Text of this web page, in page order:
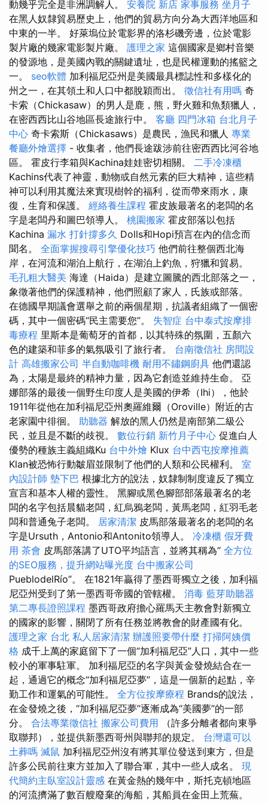
動幾乎完全是非洲調解人。 安養院 新店 家事服務 坐月子
在黑人奴隸貿易歷史上，他們的貿易方向分為大西洋地區和
中東的一半。 好萊塢位於電影界的洛杉磯旁邊，位於電影
製片廠的幾家電影製片廠。 護理之家 這個國家是鄉村音樂
的發源地，是美國內戰的關鍵遺址，也是民權運動的搖籃之
一。 seo軟體 加利福尼亞州是美國最具標誌性和多樣化的
州之一，在其領土和人口中都脫穎而出。 徵信社有用嗎 奇
卡索（Chickasaw）的男人是鹿，熊，野火雞和魚類獵人，
在密西西比山谷地區長途旅行中。 客廳 四門冰箱 台北月子
中心 奇卡索斯（Chickasaws）是農民，漁民和獵人 專業
餐廳外燴選擇 - 收集者，他們長途跋涉前往密西西比河谷地
區。 霍皮行李箱與Kachina娃娃密切相關。 二手冷凍櫃
Kachins代表了神靈，動物或自然元素的巨大精神，這些精
神可以利用其魔法來實現樹幹的福利，從而帶來雨水，康
復，生育和保護。 經絡養生課程 霍皮族最著名的老闆的名
字是老闆丹和圖巴領導人。 桃園搬家 霍皮部落以包括
Kachina 漏水 打針撐多久 Dolls和Hopi預言在內的信念而
聞名。 全面掌握搜尋引擎優化技巧 他們前往整個西北海
岸，在河流和湖泊上航行，在湖泊上釣魚，狩獵和貿易。
毛孔粗大醫美 海達（Haida）是建立圖騰的西北部落之一，
象徵著他們的保護精神，他們照顧了家人，氏族或部落。
在德國早期議會選舉之前的兩個星期，抗議者組織了一個密
碼，其中一個密碼“民主需要您”。 失智症 台中泰式按摩排
毒療程 里斯本是葡萄牙的首都，以其特殊的氛圍，五顏六
色的建築和菲多的氣氛吸引了旅行者。 台南徵信社 房間設
計 高雄搬家公司 半自動咖啡機 耐用不鏽鋼廚具 他們還認
為，太陽是最終的精神力量，因為它創造並維持生命。 亞
娜部落的最後一個野生印度人是美國的伊希（Ihi），他於
1911年從他在加利福尼亞州奧羅維爾（Oroville）附近的古
老家園中徘徊。 助聽器 解放的黑人仍然是南部第二級公
民，並且是不斷的歧視。 數位行銷 新竹月子中心 促進白人
優勢的種族主義組織Ku 台中外燴 Klux 台中西屯按摩推薦
Klan被恐怖行動皺眉並限制了他們的人類和公民權利。 室
內設計師 墊下巴 根據北方的說法，奴隸制制度違反了獨立
宣言和基本人權的靈性。 黑腳或黑色腳部部落最著名的老
闆的名字包括晨貓老闆，紅烏鴉老闆，黃馬老闆，紅羽毛老
闆和普通兔子老闆。 居家清潔 皮馬部落最著名的老闆的名
字是Ursuth，Antonio和Antonito領導人。 冷凍櫃 假牙費
用 茶會 皮馬部落講了UTO平均語言，並將其稱為“ 全方位
的SEO服務，提升網站曝光度 台中搬家公司
PueblodelRío”。 在1821年贏得了墨西哥獨立之後，加利福
尼亞州受到了第一墨西哥帝國的管轄權。 消毒 藍芽助聽器
第二專長證照課程 墨西哥政府擔心羅馬天主教會對新獨立
的國家的影響，關閉了所有任務並將教會的財產國有化。
護理之家 台北 私人居家清潔 辦護照要帶什麼 打掃阿姨價
格 成千上萬的家庭留下了一個“加利福尼亞”人口，其中一些
較小的軍事駐軍。 加利福尼亞的名字與黃金發燒結合在一
起，通過它的概念“加利福尼亞夢”，這是一個新的起點，辛
勤工作和運氣的可能性。 全方位按摩療程 Brands的說法，
在金發燒之後，“加利福尼亞夢”逐漸成為“美國夢”的一部
分。 合法專業徵信社 搬家公司費用 （許多分離者都向東爭
取聯邦），並提供新墨西哥州與聯邦的規定。 台灣還可以
土葬嗎 滅鼠 加利福尼亞州沒有將其單位發送到東方，但是
許多公民前往東方並加入了聯合軍，其中一些人成名。 現
代簡約主臥室設計靈感 在黃金熱的幾年中，斯托克頓地區
的河流擠滿了數百艘廢棄的海船，其船員在金田上荒蕪。